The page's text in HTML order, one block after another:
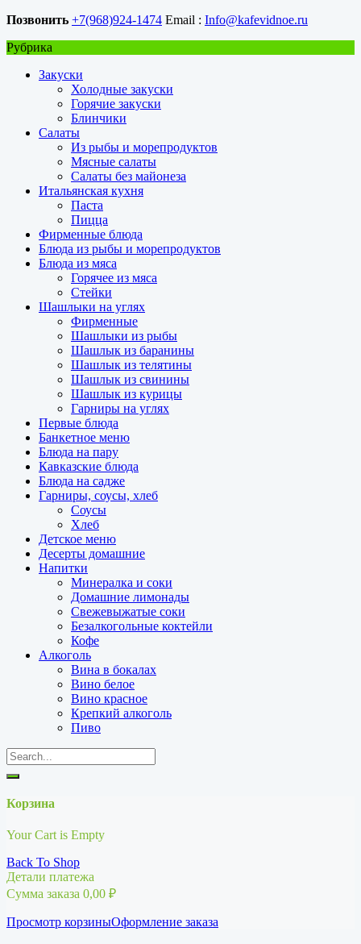
Позвонить +7(968)924-1474 Email : Info@kafevidnoe.ru
Рубрика
Закуски
Холодные закуски
Горячие закуски
Блинчики
Салаты
Из рыбы и морепродуктов
Мясные салаты
Салаты без майонеза
Итальянская кухня
Паста
Пицца
Фирменные блюда
Блюда из рыбы и морепродуктов
Блюда из мяса
Горячее из мяса
Стейки
Шашлыки на углях
Фирменные
Шашлыки из рыбы
Шашлык из баранины
Шашлык из телятины
Шашлык из свинины
Шашлык из курицы
Гарниры на углях
Первые блюда
Банкетное меню
Блюда на пару
Кавказские блюда
Блюда на садже
Гарниры, соусы, хлеб
Соусы
Хлеб
Детское меню
Десерты домашние
Напитки
Минералка и соки
Домашние лимонады
Свежевыжатые соки
Безалкогольные коктейли
Кофе
Алкоголь
Вина в бокалах
Вино белое
Вино красное
Крепкий алкоголь
Пиво
Корзина
Your Cart is Empty
Back To Shop
Детали платежа
Сумма заказа 0,00 ₽
Просмотр корзиныОформление заказа